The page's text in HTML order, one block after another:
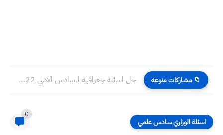
📁 مشاركات منوعه حل اسئلة جغرافية السادس الادبي 2022 الدور الثاني
اسئلة الوزاري سادس علمي
0